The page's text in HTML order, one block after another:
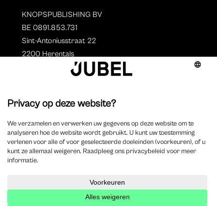
KNOPSPUBLISHING BV
BE 0891.853.731
Sint-Antoniusstraat 22
2200 Herentals
Auteurs
Overzicht auteurs
Auteur worden?
2025 Jubel – Webdesign byWisemen